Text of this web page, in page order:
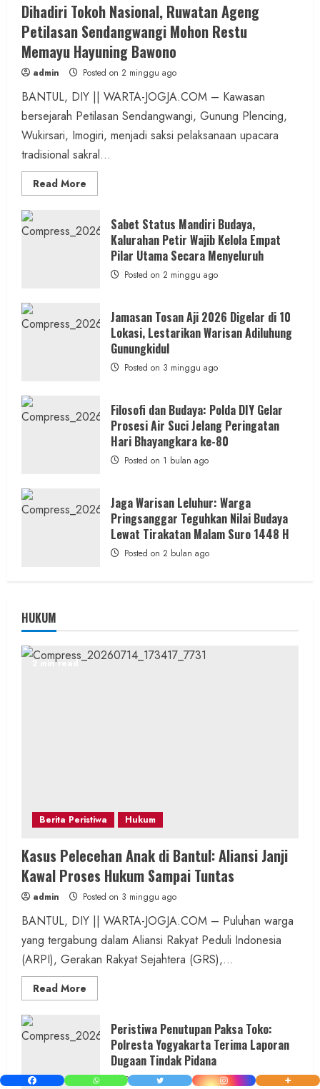
Dihadiri Tokoh Nasional, Ruwatan Ageng
Petilasan Sendangwangi Mohon Restu
Memayu Hayuning Bawono
admin Posted on 2 minggu ago
BANTUL, DIY || WARTA-JOGJA.COM – Kawasan
bersejarah Petilasan Sendangwangi, Gunung Plencing,
Wukirsari, Imogiri, menjadi saksi pelaksanaan upacara
tradisional sakral...
Read More
more
Tokoh
Nasional,
Ruwatan
Ageng
Petilasan
Sendangwangi
Mohon
Hayuning
Bawono
Sabet Status Mandiri Budaya,
Kalurahan Petir Wajib Kelola Empat
Pilar Utama Secara Menyeluruh
Posted on 2 minggu ago
Jamasan Tosan Aji 2026 Digelar di 10
Lokasi, Lestarikan Warisan Adiluhung
Gunungkidul
Posted on 3 minggu ago
Filosofi dan Budaya: Polda DIY Gelar
Prosesi Air Suci Jelang Peringatan
Hari Bhayangkara ke-80
Posted on 1 bulan ago
Jaga Warisan Leluhur: Warga
Pringsanggar Teguhkan Nilai Budaya
Lewat Tirakatan Malam Suro 1448 H
Posted on 2 bulan ago
HUKUM
2 min read
Berita Peristiwa Hukum
Kasus Pelecehan Anak di Bantul: Aliansi Janji
Kawal Proses Hukum Sampai Tuntas
admin Posted on 3 minggu ago
BANTUL, DIY || WARTA-JOGJA.COM – Puluhan warga
yang tergabung dalam Aliansi Rakyat Peduli Indonesia
(ARPI), Gerakan Rakyat Sejahtera (GRS),...
Read More
more
Pelecehan
Anak
Bantul:
Aliansi
Janji
Peristiwa Penutupan Paksa Toko:
Polresta Yogyakarta Terima Laporan
Dugaan Tindak Pidana
Posted on 1 bulan ago